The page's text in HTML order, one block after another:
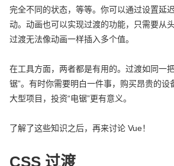
完全不同的状态，等等。你可以通过设置延
动。动画也可以实现过渡的功能，只需要从
过渡无法像动画一样插入多个值。
在工具方面，两者都是有用的。过渡如同一
锯”。有时你需要明白一件事，购买昂贵的设
大型项目，投资“电锯”更有意义。
了解了这些知识之后，再来讨论 Vue！
CSS 过渡